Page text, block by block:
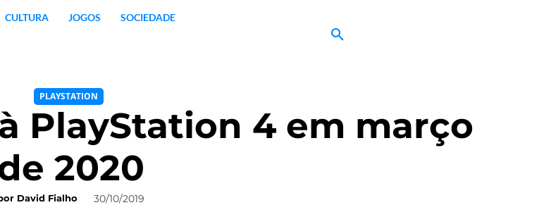
CULTURA JOGOS SOCIEDADE
PLAYSTATION
PlayStation 4 em março
2020
David Fialho 30/10/2019